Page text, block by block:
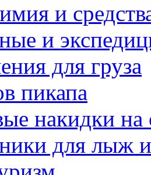
и
и
для груза
пикапа
накидки на
для лыж